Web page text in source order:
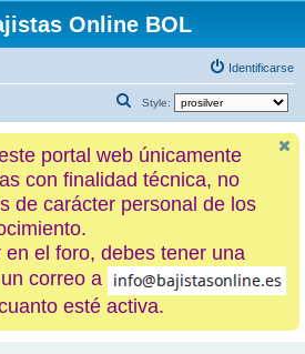
Online BOL
Identificarse
Style:
u
c
a
portal web únicamente
con finalidad técnica, no
de carácter personal de los
el foro, debes tener una
correo a
esté activa.